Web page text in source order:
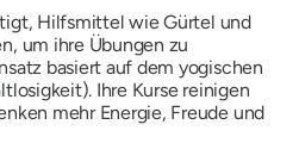
Hilfsmittel wie Gürtel und
um ihre Übungen zu
basiert auf dem yogischen
Ihre Kurse reinigen
mehr Energie, Freude und